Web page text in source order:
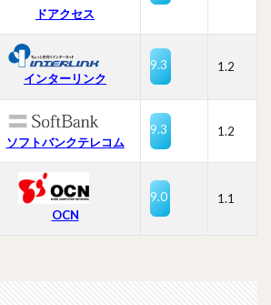
ドアクセス
インターリンク
9.3 1.2
ソフトバンクテレコム
9.3 1.2
OCN
9.0 1.1